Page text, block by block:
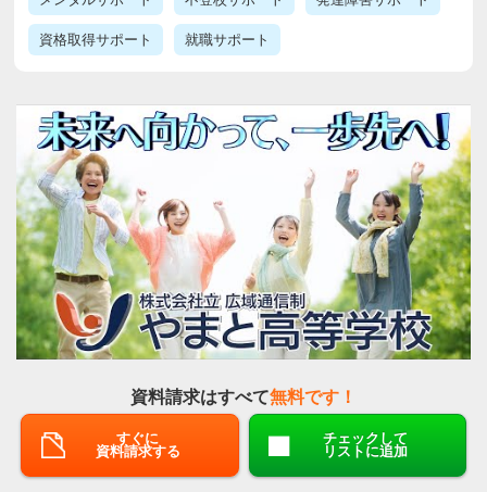
資格取得サポート 就職サポート
資料請求はすべて無料です！
すぐに
資料請求する
チェックして
リストに追加